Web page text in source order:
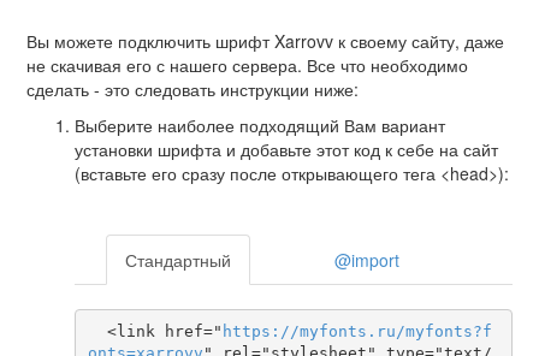
Вы можете подключить шрифт Xarrovv к своему сайту, даже
не скачивая его с нашего сервера. Все что необходимо
сделать - это следовать инструкции ниже:
Выберите наиболее подходящий Вам вариант
установки шрифта и добавьте этот код к себе на сайт
(вставьте его сразу после открывающего тега <head>):
Стандартный @import
  <link href="
https ://myfonts . ru/myfonts?f